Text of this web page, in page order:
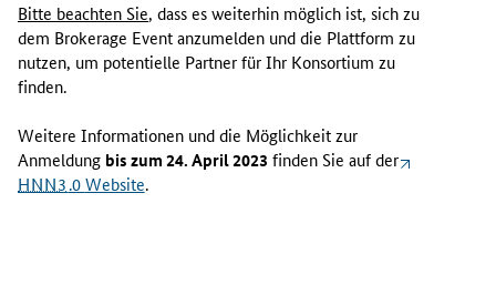
Bitte beachten Sie, dass es weiterhin möglich ist, sich zu
dem Brokerage Eventanzumelden und die Plattform zu
nutzen, um potentielle Partner für Ihr Konsortium zu
finden.
Weitere Informationen und die Möglichkeit zur
Anmeldung bis zum 24. April 2023 finden Sie auf der
HNN3.0Website.